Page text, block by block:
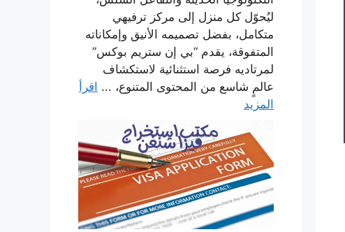
ليُحوّل كل منزل إلى مركز ترفيهي
متكامل، بفضل تصميمه الأنيق وإمكاناته
المتفوقة، يقدم “بي إن ستريم بوكس”
لمرتاديه فرصة استثنائية لاستكشاف
عالمٍ شاسع من المحتوى المتنوع، ... اقرأ
المزيد